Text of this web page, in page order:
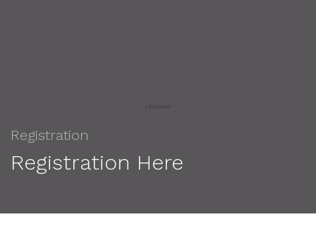
Registration
Registration Here